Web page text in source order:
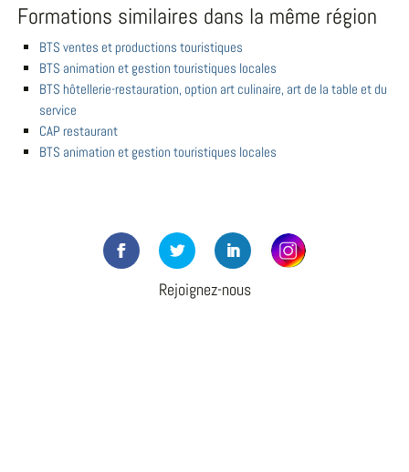
Formations similaires dans la même région
BTS ventes et productions touristiques
BTS animation et gestion touristiques locales
BTS hôtellerie-restauration, option art culinaire, art de la table et du
service
CAP restaurant
BTS animation et gestion touristiques locales
Rejoignez-nous